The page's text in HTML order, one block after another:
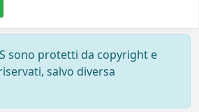
sono protetti da copyright e
salvo diversa